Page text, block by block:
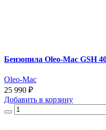
Бензопила Oleo-Mac GSH
Oleo-Mac
25 990 ₽
Добавить в корзину